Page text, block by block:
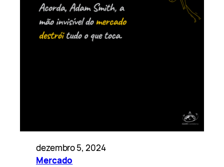
dezembro 5, 2024
Mercado